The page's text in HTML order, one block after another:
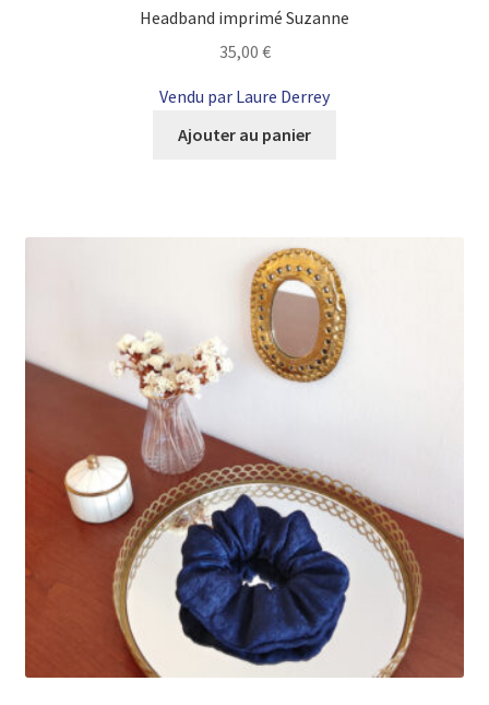
Headband imprimé Suzanne
35,00 €
Vendu par Laure Derrey
Ajouter au panier